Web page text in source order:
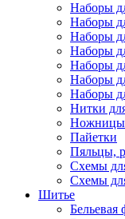
Наборы
Наборы
Наборы
Наборы
Наборы
Наборы
Наборы
Нитки
Ножницы
Пайетки
Пяльцы,
Схемы
Схемы
Шитье
Бельевая